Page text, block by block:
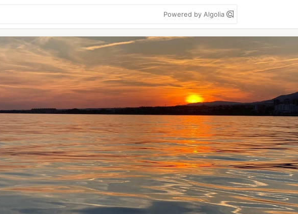
Powered by Algolia